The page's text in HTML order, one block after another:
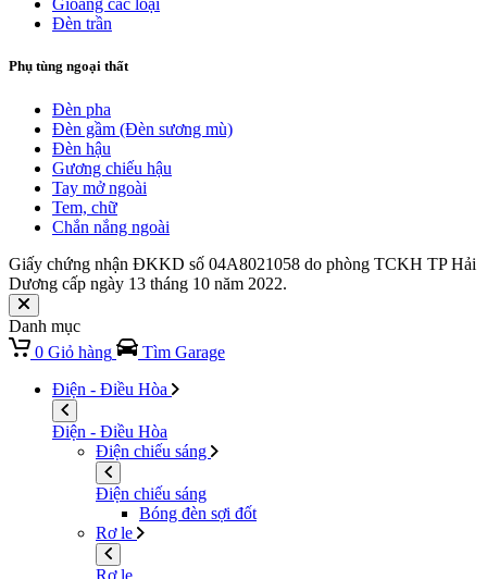
Gioăng các loại
Đèn trần
Phụ tùng ngoại thất
Đèn pha
Đèn gầm (Đèn sương mù)
Đèn hậu
Gương chiếu hậu
Tay mở ngoài
Tem, chữ
Chắn nắng ngoài
Giấy chứng nhận ĐKKD số 04A8021058 do phòng TCKH TP Hải
Dương cấp ngày 13 tháng 10 năm 2022.
Danh mục
0 Giỏ hàng
Tìm Garage
Điện - Điều Hòa
Điện - Điều Hòa
Điện chiếu sáng
Điện chiếu sáng
Bóng đèn sợi đốt
Rơ le
Rơ le